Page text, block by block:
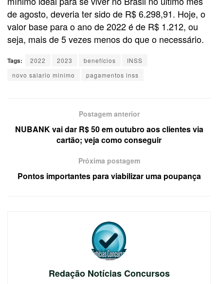
de agosto, deveria ter sido de R$ 6.298,91. Hoje, o
valor base para o ano de 2022 é de R$ 1.212, ou
seja, mais de 5 vezes menos do que o necessário.
Tags: 2022 2023 benefícios
INSS
novo salario minimo
pagamentos inss
Postagem anterior
NUBANK vai dar R$ 50 em outubro aos clientes via
cartão; veja como conseguir
Próxima postagem
Pontos importantes para viabilizar uma poupança
Redação Notícias Concursos